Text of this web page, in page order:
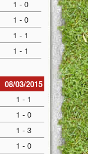
1 - 0
1 - 0
1 - 1
1 - 1
08/03/2015
1 - 1
1 - 0
1 - 3
1 - 0